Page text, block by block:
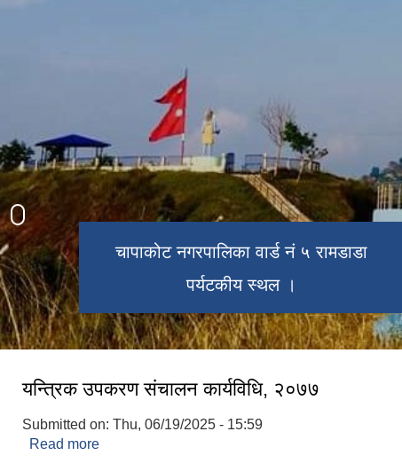
चापाकोट नगरपालिका नगर कार्यपालिकाको
कार्यालय ।
चापाकोट नगरपालिका वार्ड नं ५ रामडाडा
पर्यटकीय स्थल ।
१६ औ नगर सभा सम्पन्न ।
चापाकोट नगरपालिका निर्बाचन २०७९ मा
निर्बाचित पदाधिकारी ।
यन्त्रिक उपकरण संचालन कार्यविधि, २०७७
Submitted on: Thu, 06/19/2025 - 15:59
Read more